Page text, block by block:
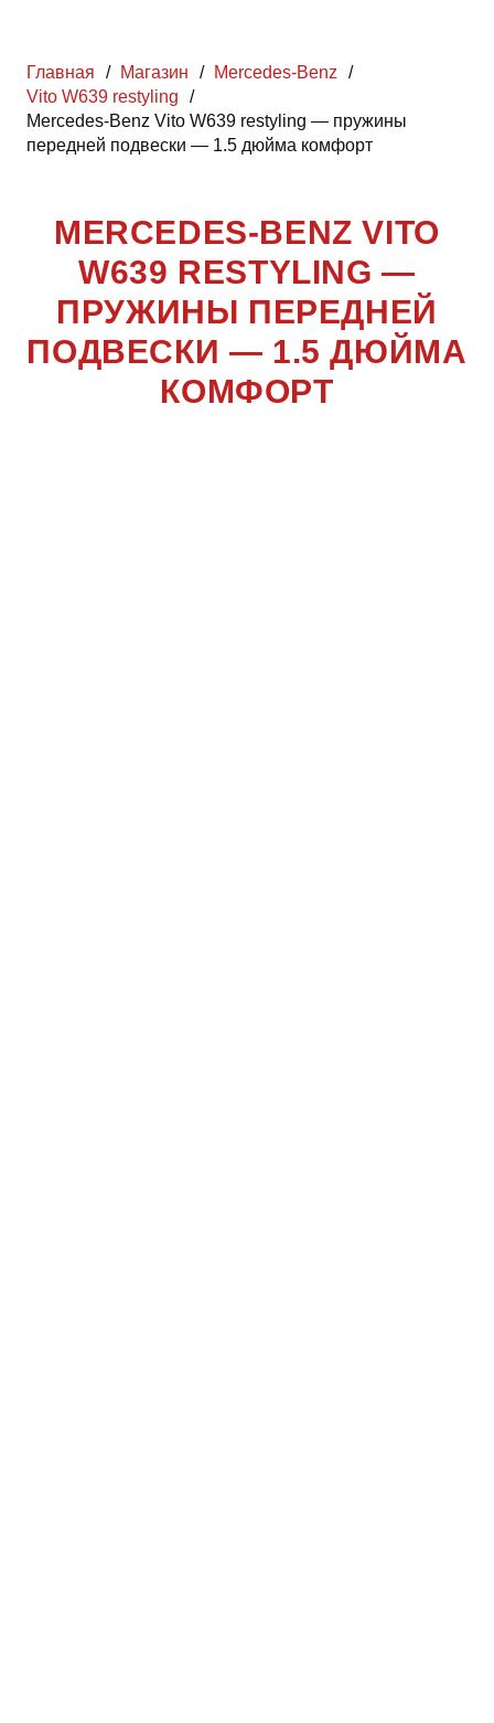
Главная / Магазин / Mercedes-Benz
/
Vito W639 restyling
/
Mercedes-Benz Vito W639 restyling — пружины
передней подвески — 1.5 дюйма комфорт
MERCEDES-BENZ VITO
W639 RESTYLING —
ПРУЖИНЫ ПЕРЕДНЕЙ
ПОДВЕСКИ — 1.5 ДЮЙМА
КОМФОРТ